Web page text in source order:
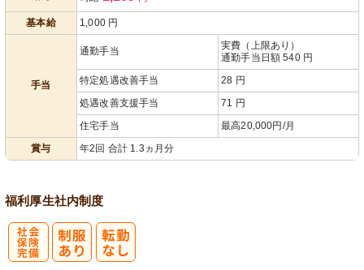
基本給 1,000円
手当
通勤手当
実費（上限あり）
通勤手当日額 540 円
特定処遇改善手当
28 円
処遇改善支援手当
71 円
住宅手当
最高20,000円/月
賞与
年2回 合計 1.3ヵ月分
福利厚生社内制度